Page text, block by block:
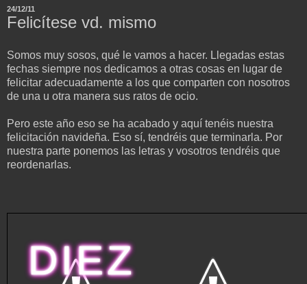
24/12/11
Felicítese vd. mismo
Somos muy sosos, qué le vamos a hacer. Llegadas estas
fechas siempre nos dedicamos a otras cosas en lugar de
felicitar adecuadamente a los que comparten con nosotros
de una u otra manera sus ratos de ocio.
Pero este año eso se ha acabado y aquí tenéis nuestra
felicitación navideña. Eso sí, tendréis que terminarla. Por
nuestra parte ponemos las letras y vosotros tendréis que
reordenarlas.
DIEZ